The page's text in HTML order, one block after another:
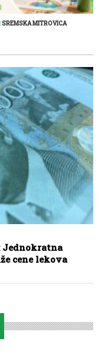
SREMSKA MITROVICA
Jednokratna
cene lekova